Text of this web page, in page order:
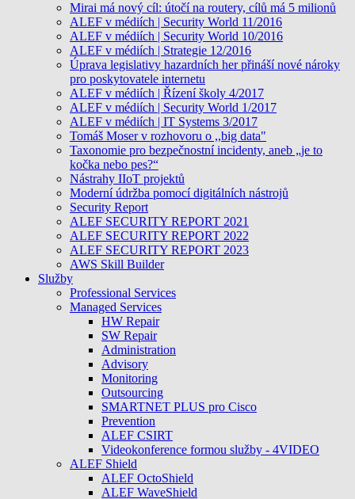
Mirai má nový cíl: útočí na routery, cílů má 5 milionů
ALEF v médiích | Security World 11/2016
ALEF v médiích | Security World 10/2016
ALEF v médiích | Strategie 12/2016
Úprava legislativy hazardních her přináší nové nároky
pro poskytovatele internetu
ALEF v médiích | Řízení školy 4/2017
ALEF v médiích | Security World 1/2017
ALEF v médiích | IT Systems 3/2017
Tomáš Moser v rozhovoru o ,,big data"
Taxonomie pro bezpečnostní incidenty, aneb „je to
kočka nebo pes?“
Nástrahy IIoT projektů
Moderní údržba pomocí digitálních nástrojů
Security Report
ALEF SECURITY REPORT 2021
ALEF SECURITY REPORT 2022
ALEF SECURITY REPORT 2023
AWS Skill Builder
Služby
Professional Services
Managed Services
HW Repair
SW Repair
Administration
Advisory
Monitoring
Outsourcing
SMARTNET PLUS pro Cisco
Prevention
ALEF CSIRT
Videokonference formou služby - 4VIDEO
ALEF Shield
ALEF OctoShield
ALEF WaveShield